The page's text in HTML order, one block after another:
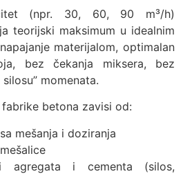
(npr. 30, 60, 90 m³/h)
teorijski maksimum u idealnim
materijalom, optimalan
bez čekanja miksera, bez
momenata.
betona zavisi od:
mešanja i doziranja
agregata i cementa (silos,